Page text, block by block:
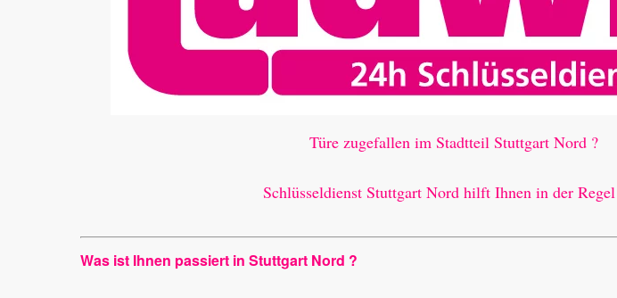
Türe zugefallen im Stadtteil Stuttgart Nord ?
Schlüsseldienst Stuttgart Nord hilft Ihnen in der
Was ist Ihnen passiert in Stuttgart Nord ?